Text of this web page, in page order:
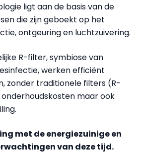
ligt aan de basis van de
die zijn geboekt op het
ontgeuring en luchtzuivering.
R-filter, symbiose van
werken efficiënt
zonder traditionele filters (R-
maar ook
met de energiezuinige en
van deze tijd.